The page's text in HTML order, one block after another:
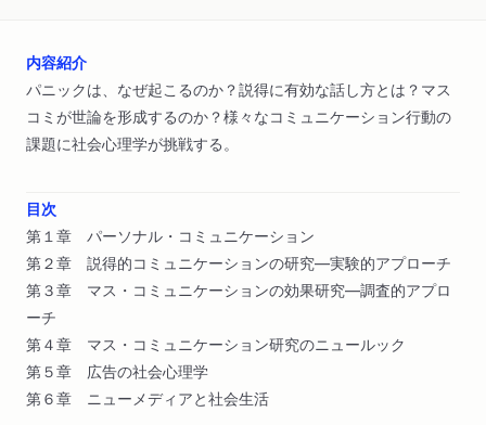
内容紹介
パニックは、なぜ起こるのか？説得に有効な話し方とは？マス
コミが世論を形成するのか？様々なコミュニケーション行動の
課題に社会心理学が挑戦する。
目次
第１章 パーソナル・コミュニケーション
第２章 説得的コミュニケーションの研究―実験的アプローチ
第３章 マス・コミュニケーションの効果研究―調査的アプロ
ーチ
第４章 マス・コミュニケーション研究のニュールック
第５章 広告の社会心理学
第６章 ニューメディアと社会生活